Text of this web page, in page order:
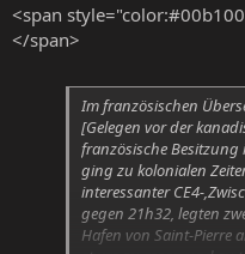
<span
</span>
Im französischen
[Gelegen vor der
französische Besitzung
ging zu kolonialen
interessanter CE4-
gegen 21h32, legten
Hafen von Saint-Pierre